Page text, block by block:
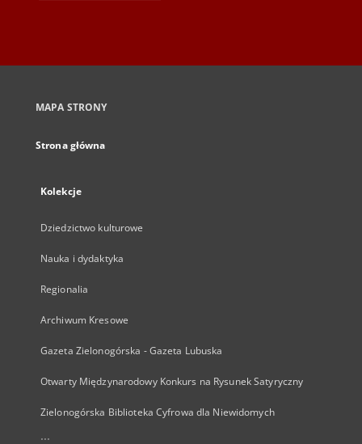
MAPA STRONY
Strona główna
Kolekcje
Dziedzictwo kulturowe
Nauka i dydaktyka
Regionalia
Archiwum Kresowe
Gazeta Zielonogórska - Gazeta Lubuska
Otwarty Międzynarodowy Konkurs na Rysunek Satyryczny
Zielonogórska Biblioteka Cyfrowa dla Niewidomych
...